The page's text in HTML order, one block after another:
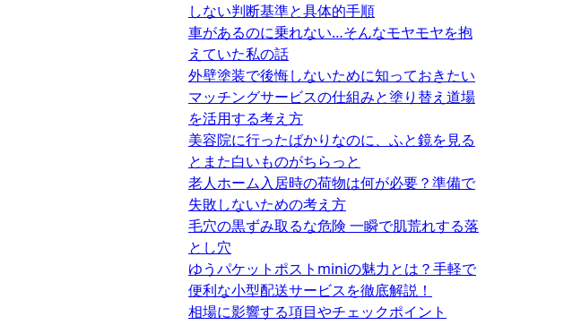
しない判断基準と具体的手順
車があるのに乗れない…そんなモヤモヤを抱
えていた私の話
外壁塗装で後悔しないために知っておきたい
マッチングサービスの仕組みと塗り替え道場
を活用する考え方
美容院に行ったばかりなのに、ふと鏡を見る
とまた白いものがちらっと
老人ホーム入居時の荷物は何が必要？準備で
失敗しないための考え方
毛穴の黒ずみ取るな危険 一瞬で肌荒れする落
とし穴
ゆうパケットポストminiの魅力とは？手軽で
便利な小型配送サービスを徹底解説！
相場に影響する項目やチェックポイント